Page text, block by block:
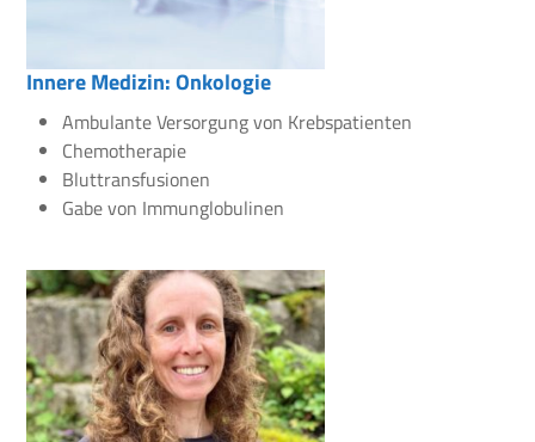
Innere Medizin: Onkologie
Ambulante Versorgung von Krebspatienten
Chemotherapie
Bluttransfusionen
Gabe von Immunglobulinen